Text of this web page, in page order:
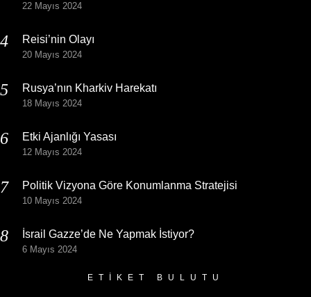
22 Mayıs 2024
Reisi’nin Olayı
20 Mayıs 2024
Rusya’nın Kharkiv Harekatı
18 Mayıs 2024
Etki Ajanlığı Yasası
12 Mayıs 2024
Politik Vizyona Göre Konumlanma Stratejisi
10 Mayıs 2024
İsrail Gazze’de Ne Yapmak İstiyor?
6 Mayıs 2024
ETIKET BULUTU